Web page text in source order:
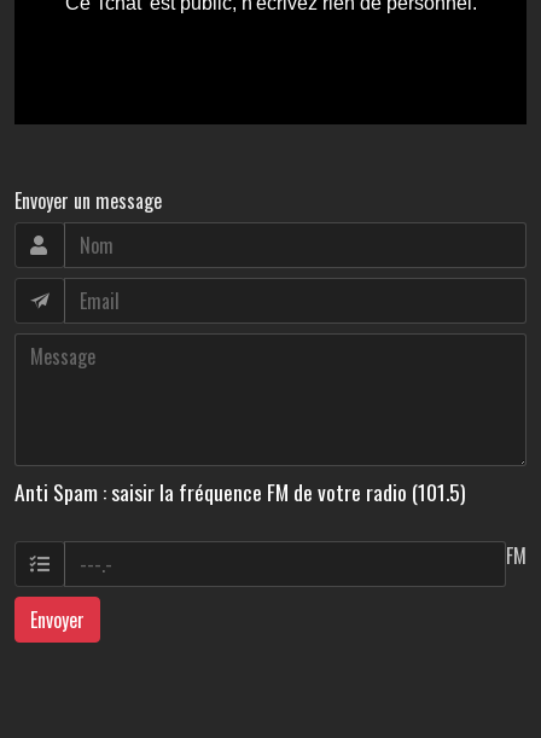
Envoyer un message
Anti Spam : saisir la fréquence FM de votre radio (101.5)
FM
Envoyer